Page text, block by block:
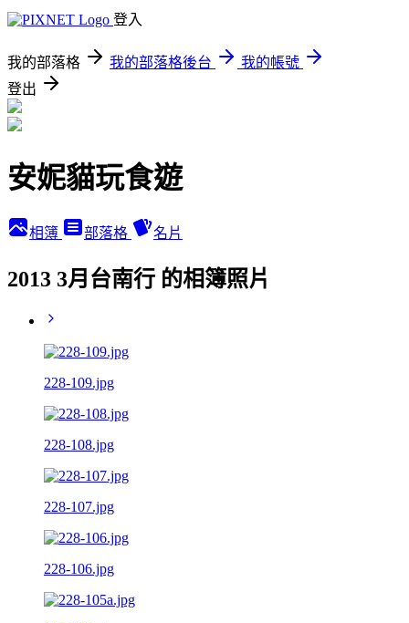
登入
我的部落格 我的部落格後台
我的帳號
登出
安妮貓玩食遊
相簿 部落格 名片
2013 3月台南行 的相簿照片
228-109.jpg
228-108.jpg
228-107.jpg
228-106.jpg